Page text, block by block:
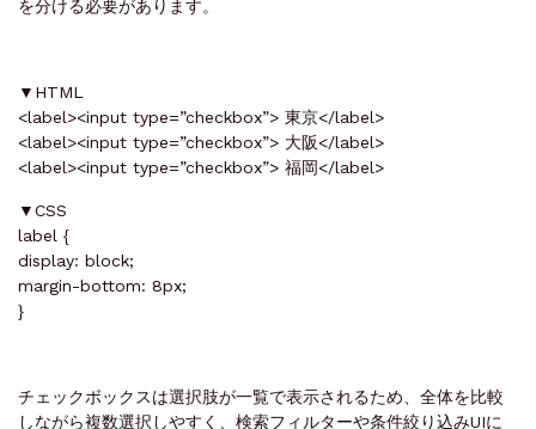
を分ける必要があります。
▼HTML
<label><input type=”checkbox”> 東京</label>
<label><input type=”checkbox”> 大阪</label>
<label><input type=”checkbox”> 福岡</label>
▼CSS
label {
display: block;
margin-bottom: 8px;
}
チェックボックスは選択肢が一覧で表示されるため、全体を比較
しながら複数選択しやすく、検索フィルターや条件絞り込みUIに